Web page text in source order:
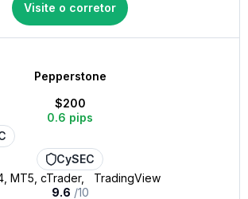
Visite o corretor
Pepperstone
$200
0.6 pips
CySEC
MT5, cTrader, TradingView
9.6 /10